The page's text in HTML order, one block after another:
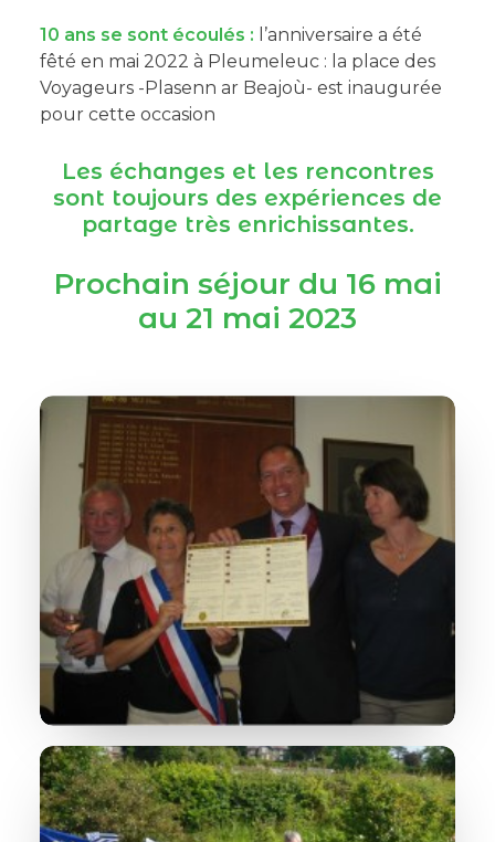
10 ans se sont écoulés : l’anniversaire a été
fêté en mai 2022 à Pleumeleuc : la place des
Voyageurs -Plasenn ar Beajoù- est inaugurée
pour cette occasion
Les échanges et les rencontres
sont toujours des expériences de
partage très enrichissantes.
Prochain séjour du 16 mai
au 21 mai 2023